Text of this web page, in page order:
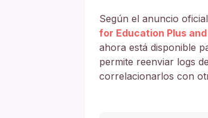
Según el anuncio oficial
for Education Plus
ahora está disponible
permite reenviar logs
correlacionarlos con